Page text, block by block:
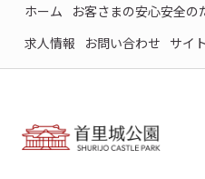
ホーム お客さまの安心安全の
求人情報
お問い合わせ サイ